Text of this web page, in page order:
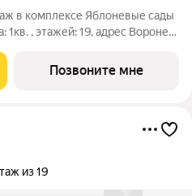
в комплексе Яблоневые сады
1кв. , этажей: 19, адрес Воронеж
Позвоните мне
из 19